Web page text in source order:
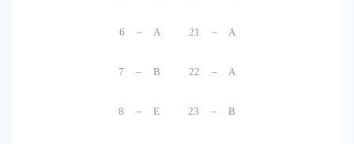
6 – A 21 – A
7 – B 22 – A
8 – E 23 – B